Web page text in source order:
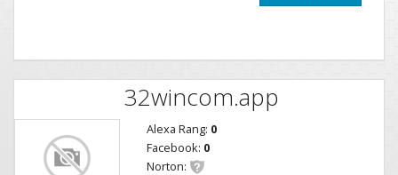
32wincom.app
Alexa Rang: 0
Facebook: 0
Norton: